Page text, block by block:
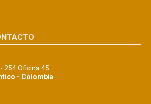
254 Oficina 45
- Colombia